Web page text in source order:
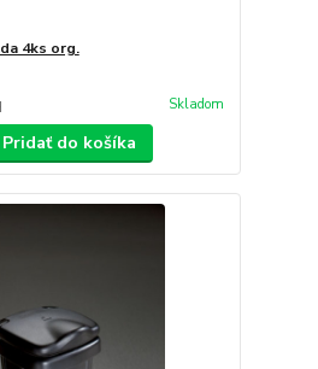
4ks org.
Skladom
Pridať do košíka